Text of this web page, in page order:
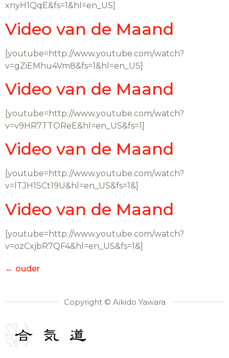
xnyH1QqE&fs=1&hl=en_US]
Video van de Maand
[youtube=http://www.youtube.com/watch?
v=gZiEMhu4Vm8&fs=1&hl=en_US]
Video van de Maand
[youtube=http://www.youtube.com/watch?
v=v9HR7TTOReE&hl=en_US&fs=1]
Video van de Maand
[youtube=http://www.youtube.com/watch?
v=lTJH1SCt19U&hl=en_US&fs=1&]
Video van de Maand
[youtube=http://www.youtube.com/watch?
v=ozCxjbR7QF4&hl=en_US&fs=1&]
← ouder
Copyright © Aikido Yawara